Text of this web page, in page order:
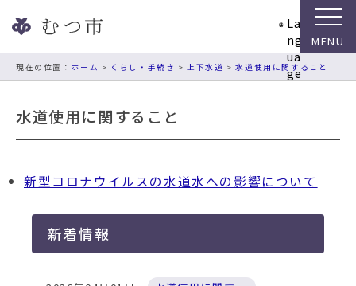
ビ
シ
La
ng
ua
ge
現在の位置： ホーム > くらし・手続き >上下水道 >水道使用に関すること
水道使用に関すること
新型コロナウイルスの水道水への影響について
新着情報